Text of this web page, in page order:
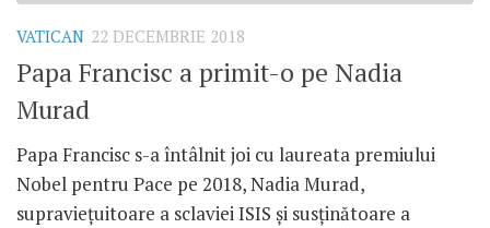
VATICAN 22 DECEMBRIE 2018
Papa Francisc a primit-o pe Nadia
Murad
Papa Francisc s-a întâlnit joi cu laureata premiului
Nobel pentru Pace pe 2018, Nadia Murad,
supraviețuitoare a sclaviei ISIS și susținătoare a